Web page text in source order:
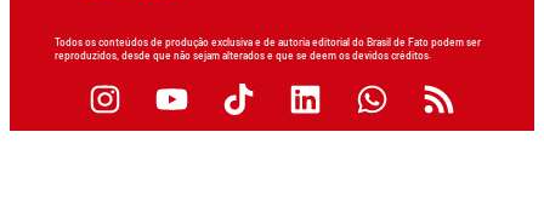
Todos os conteúdos de produção exclusiva e de autoria editorial do Brasil de Fato podem ser
reproduzidos, desde que não sejam alterados e que se deem os devidos créditos.